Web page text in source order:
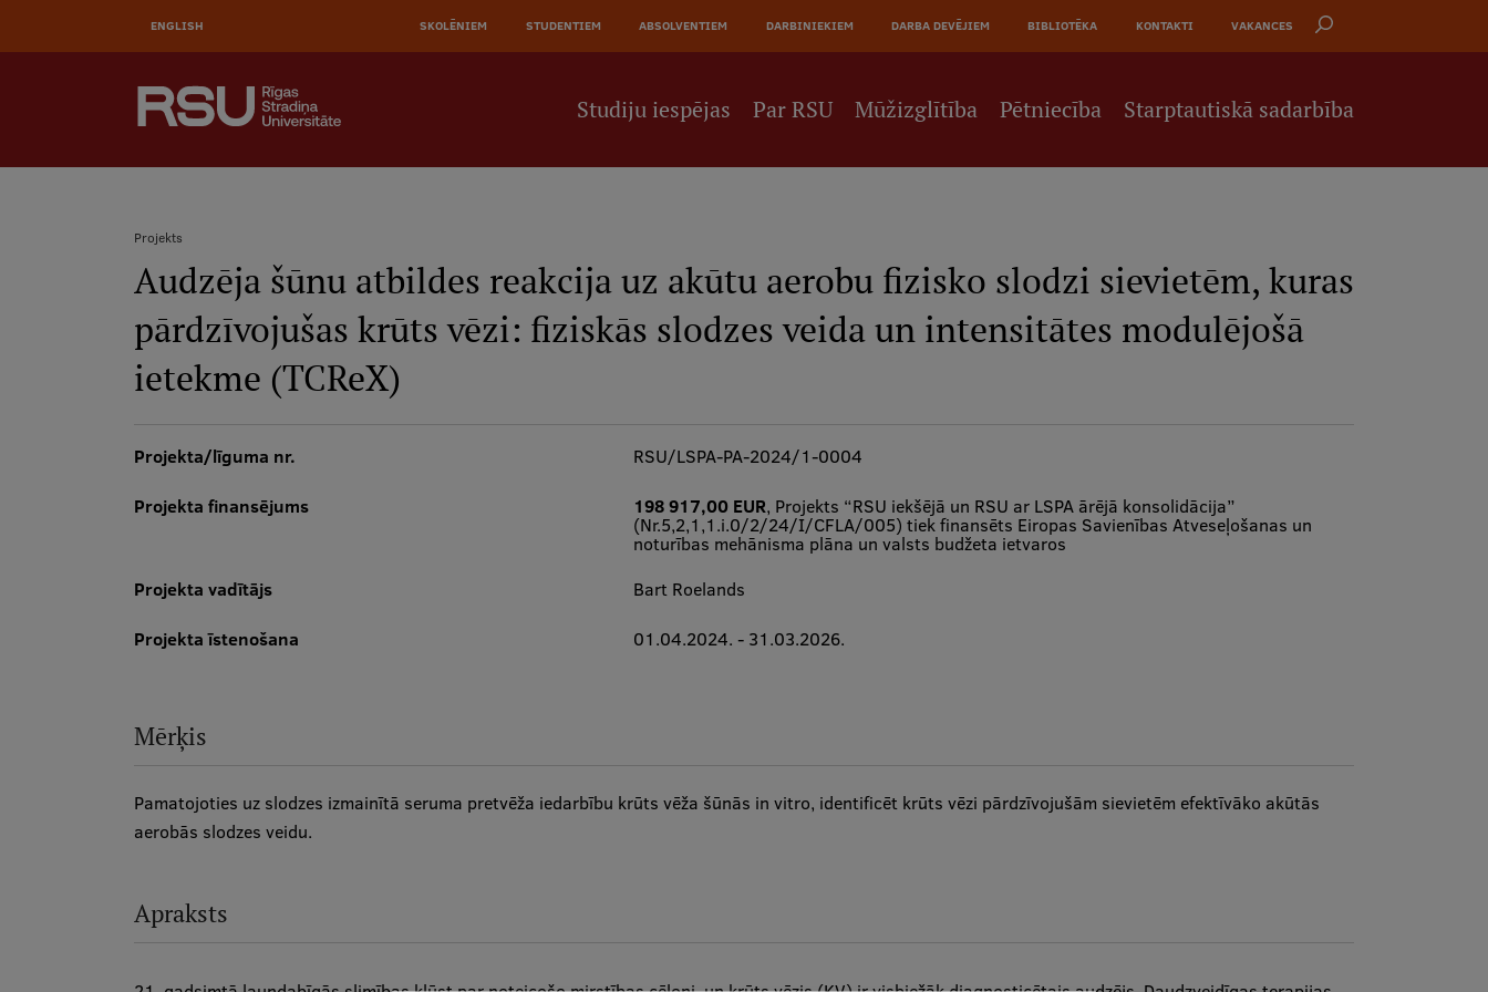
ENGLISH SKOLĒNIEM STUDENTIEM ABSOLVENTIEM DARBINIEKIEM DARBA DEVĒJIEM BIBLIOTĒKA KONTAKTI VAKANCES
Galvenā
Studiju iespējas Par RSU Mūžizglītība Pētniecība Starptautiskā sadarbība
Atpakaļceļš
Projekts
Audzēja šūnu atbildes reakcija uz akūtu aerobu fizisko slodzi sievietēm, kuras
pārdzīvojušas krūts vēzi: fiziskās slodzes veida un intensitātes modulējošā
ietekme (TCReX)
Projekta/līguma nr. RSU/LSPA-PA-2024/1-0004
Projekta finansējums 198 917,00 EUR, Projekts “RSU iekšējā un RSU ar LSPA ārējā konsolidācija”
(Nr.5,2,1,1.i.0/2/24/I/CFLA/005) tiek finansēts Eiropas Savienības Atveseļošanas un
noturības mehānisma plāna un valsts budžeta ietvaros
Projekta vadītājs
Bart Roelands
Projekta īstenošana 01.04.2024. - 31.03.2026.
Mērķis
Pamatojoties uz slodzes izmainītā seruma pretvēža iedarbību krūts vēža šūnās in vitro, identificēt krūts vēzi pārdzīvojušām sievietēm efektīvāko akūtās
aerobās slodzes veidu.
Apraksts